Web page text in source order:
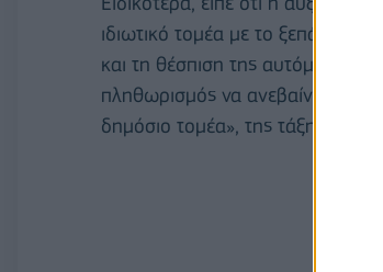
ιδιωτικό τομέα με το ξεπάγωμα
και τη θέσπιση της αυτόματης
πληθωρισμός να ανεβαίνει κι ο
δημόσιο τομέα», της τάξης του